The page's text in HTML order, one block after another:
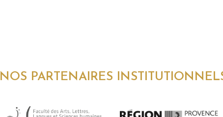
NOS PARTENAIRES